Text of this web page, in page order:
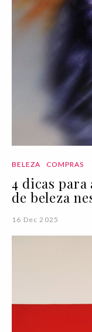
BELEZA COMPRAS
4 dicas
de beleza
16 Dec 2025